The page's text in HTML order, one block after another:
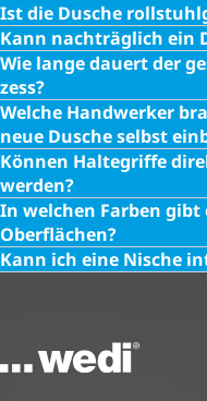
Ist die Dusche
Kann nachträglich ein
Wie lange dauert der
zess?
Welche Handwerker
neue Dusche selbst
Können Haltegriffe
werden?
In welchen Farben gibt
Oberflächen?
Kann ich eine Nische
Zur Startseite